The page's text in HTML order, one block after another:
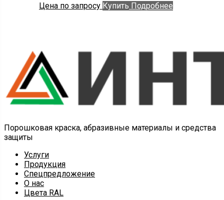
Цена по запросу Купить Подробнее
Порошковая краска, абразивные материалы и средства
защиты
Услуги
Продукция
Спецпредложение
О нас
Цвета RAL